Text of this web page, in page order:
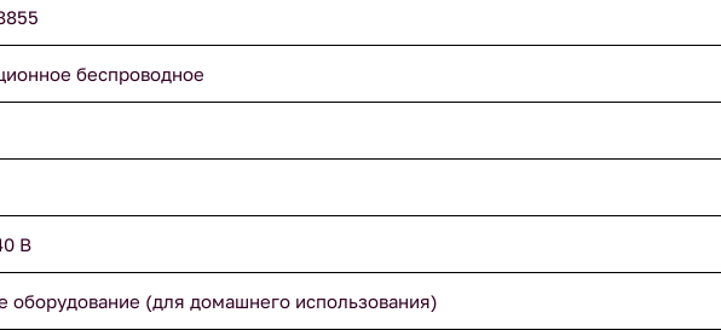
беспроводное
В
оборудование (для домашнего использования)